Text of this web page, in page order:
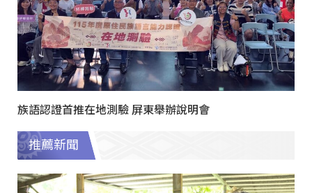
族語認證首推在地測驗 屏東舉辦說明會
推薦新聞